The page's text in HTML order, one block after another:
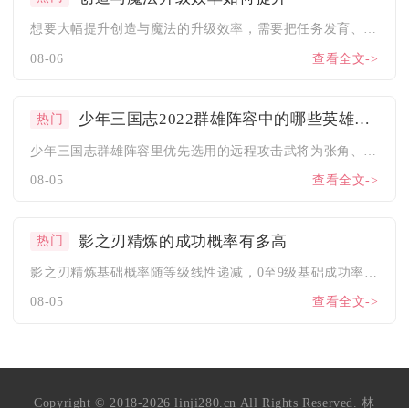
想要大幅提升创造与魔法的升级效率，需要把任务发育、资源采集、...
08-06 查看全文->
热门 少年三国志2022群雄阵容中的哪些英雄适合进行远程攻击呢
08-05 查看全文->
热门 影之刃精炼的成功概率有多高
08-05 查看全文->
Copyright © 2018-2026 linji280.cn All Rights Reserved. 林